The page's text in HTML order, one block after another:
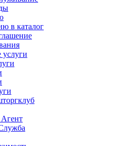
в каталог